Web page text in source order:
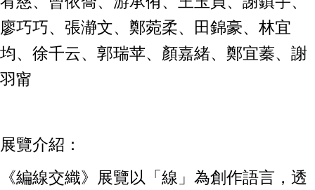
廖巧巧、張瀞文、鄭菀柔、田錦豪、林宜
均、徐千云、郭瑞苹、顏嘉緒、鄭宜蓁、謝
羽甯
展覽介紹：
《編線交織》展覽以「線」為創作語言，透